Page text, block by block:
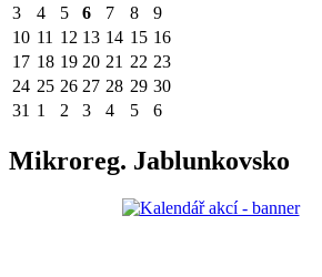
3
4 5 6 7 8
9
10 11 12 13 14 15 16
17 18 19 20 21 22 23
24 25 26 27 28 29 30
31 1 2 3 4 5 6
Mikroreg. Jablunkovsko